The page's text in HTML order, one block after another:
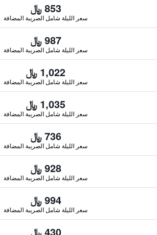
853 ﷼
سعر الليلة شامل الصريبة المضافة
987 ﷼
سعر الليلة شامل الصريبة المضافة
1,022 ﷼
سعر الليلة شامل الصريبة المضافة
1,035 ﷼
سعر الليلة شامل الصريبة المضافة
736 ﷼
سعر الليلة شامل الصريبة المضافة
928 ﷼
سعر الليلة شامل الصريبة المضافة
994 ﷼
سعر الليلة شامل الصريبة المضافة
430 ﷼